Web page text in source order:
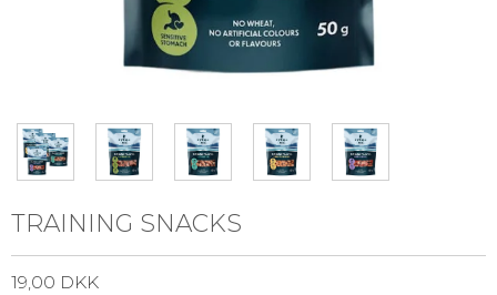
TRAINING SNACKS
19,00 DKK